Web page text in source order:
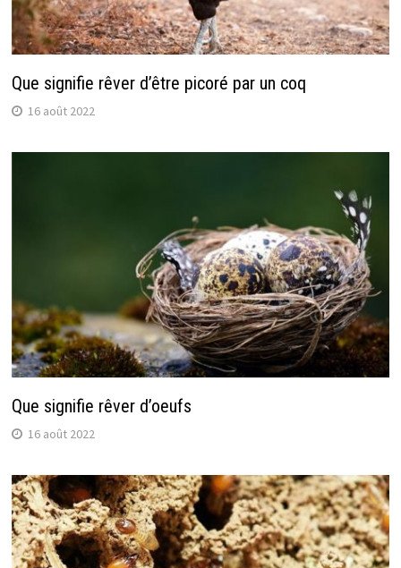
Que signifie rêver d’être picoré par un coq
16 août 2022
Que signifie rêver d’oeufs
16 août 2022